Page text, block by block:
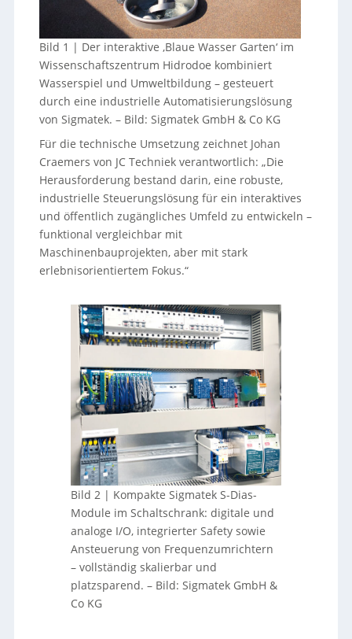
Bild 1 | Der interaktive ‚Blaue Wasser Garten‘ im
Wissenschaftszentrum Hidrodoe kombiniert
Wasserspiel und Umweltbildung – gesteuert
durch eine industrielle Automatisierungslösung
von Sigmatek. – Bild: Sigmatek GmbH & Co KG
Für die technische Umsetzung zeichnet Johan
Craemers von JC Techniek verantwortlich: „Die
Herausforderung bestand darin, eine robuste,
industrielle Steuerungslösung für ein interaktives
und öffentlich zugängliches Umfeld zu entwickeln –
funktional vergleichbar mit
Maschinenbauprojekten, aber mit stark
erlebnisorientiertem Fokus.“
Bild 2 | Kompakte Sigmatek S-Dias-
Module im Schaltschrank: digitale und
analoge I/O, integrierter Safety sowie
Ansteuerung von Frequenzumrichtern
– vollständig skalierbar und
platzsparend. – Bild: Sigmatek GmbH &
Co KG